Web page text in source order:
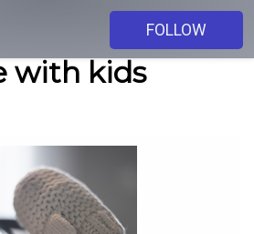
FOLLOW
with kids